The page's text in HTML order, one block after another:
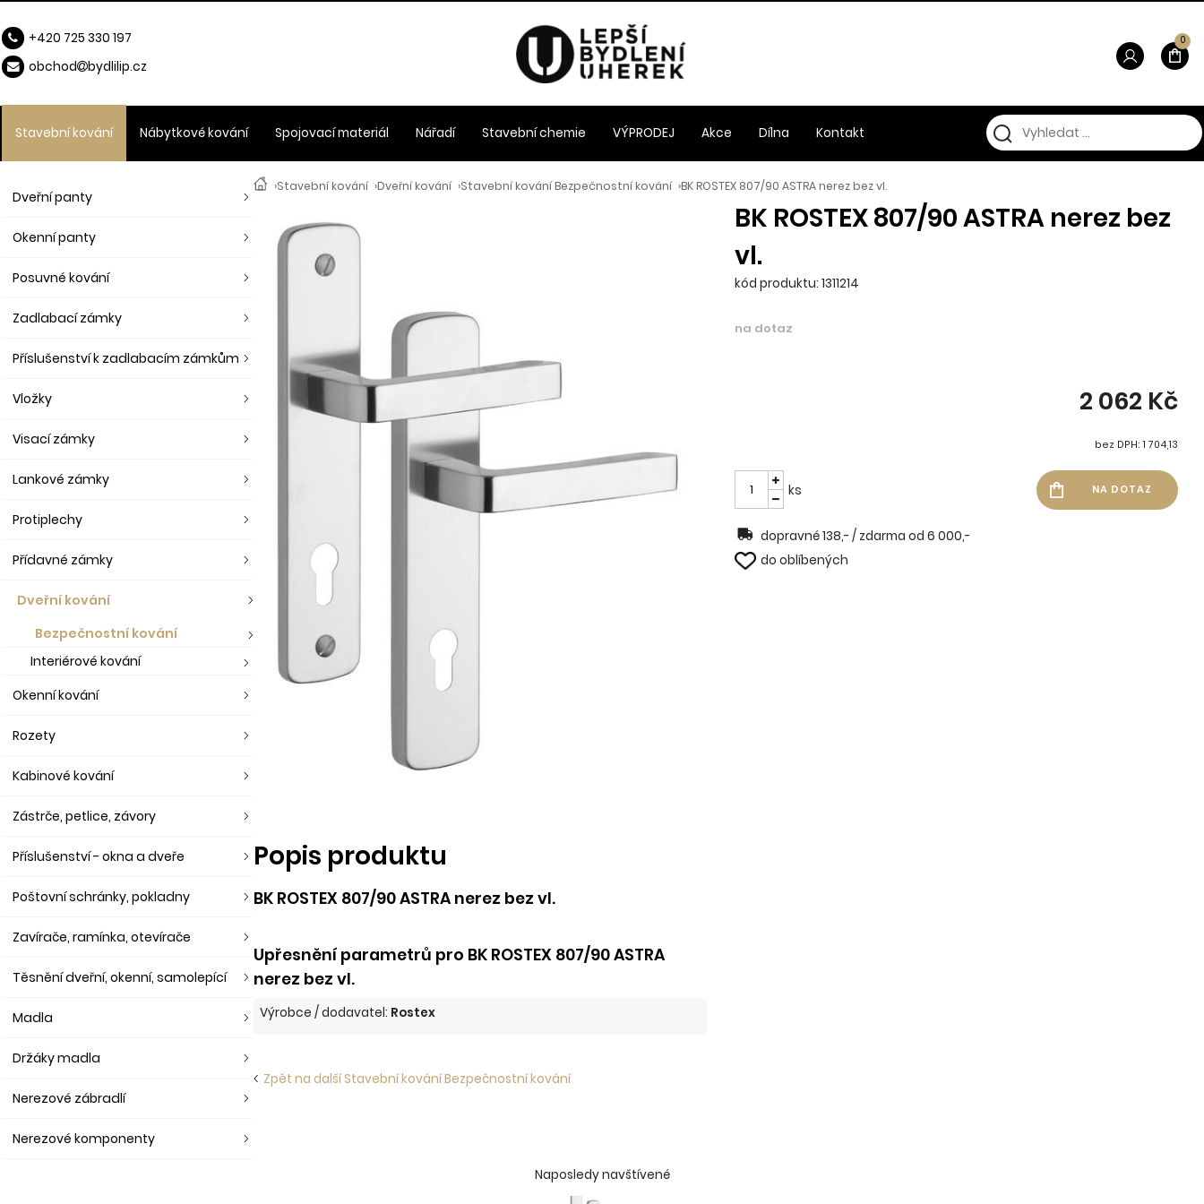
›Stavební kování ›Dveřní kování ›Stavební kování Bezpečnostní kování ›BK ROSTEX 807/90 ASTRA nerez bez vl.
BK ROSTEX 807/90 ASTRA nerez bez
vl.
kód produktu: 1311214
na dotaz
2 062 Kč
bez DPH: 1 704,13
ks
dopravné 138,- / zdarma od 6 000,-
do oblíbených
Popis produktu
BK ROSTEX 807/90 ASTRA nerez bez vl.
Upřesnění parametrů pro BK ROSTEX 807/90 ASTRA
nerez bez vl.
Výrobce / dodavatel: Rostex
Zpět na další Stavební kování Bezpečnostní kování
Dveřní panty
Okenní panty
Posuvné kování
Zadlabací zámky
Příslušenství k zadlabacím zámkům
Vložky
Visací zámky
Lankové zámky
Protiplechy
Přídavné zámky
Dveřní kování
Bezpečnostní kování
Interiérové kování
Okenní kování
Rozety
Kabinové kování
Zástrče, petlice, závory
Příslušenství - okna a dveře
Poštovní schránky, pokladny
Zavírače, ramínka, otevírače
Těsnění dveřní, okenní, samolepící
Madla
Držáky madla
Nerezové zábradlí
Nerezové komponenty
Stavební kování Nábytkové kování Spojovací materiál Nářadí Stavební chemie VÝPRODEJ Akce Dílna Kontakt
0
+420 725 330 197
obchod
bydlilip.cz
Naposledy navštívené